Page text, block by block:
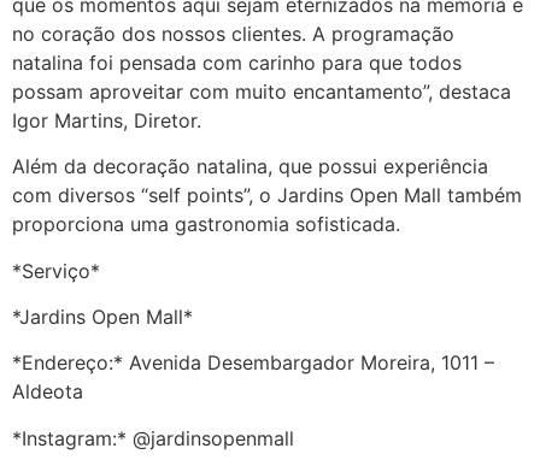
no coração dos nossos clientes. A programação
natalina foi pensada com carinho para que todos
possam aproveitar com muito encantamento”, destaca
Igor Martins, Diretor.
Além da decoração natalina, que possui experiência
com diversos “self points”, o Jardins Open Mall também
proporciona uma gastronomia sofisticada.
*Serviço*
*Jardins Open Mall*
*Endereço:* Avenida Desembargador Moreira, 1011 –
Aldeota
*Instagram:* @jardinsopenmall